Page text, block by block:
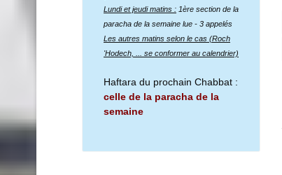
Lundi et jeudi matins : 1ère section de la
paracha de la semaine lue - 3 appelés
Les autres matins selon le cas (Roch
'Hodech, ... se conformer au calendrier)
Haftara du prochain Chabbat :
celle de la paracha de la
semaine